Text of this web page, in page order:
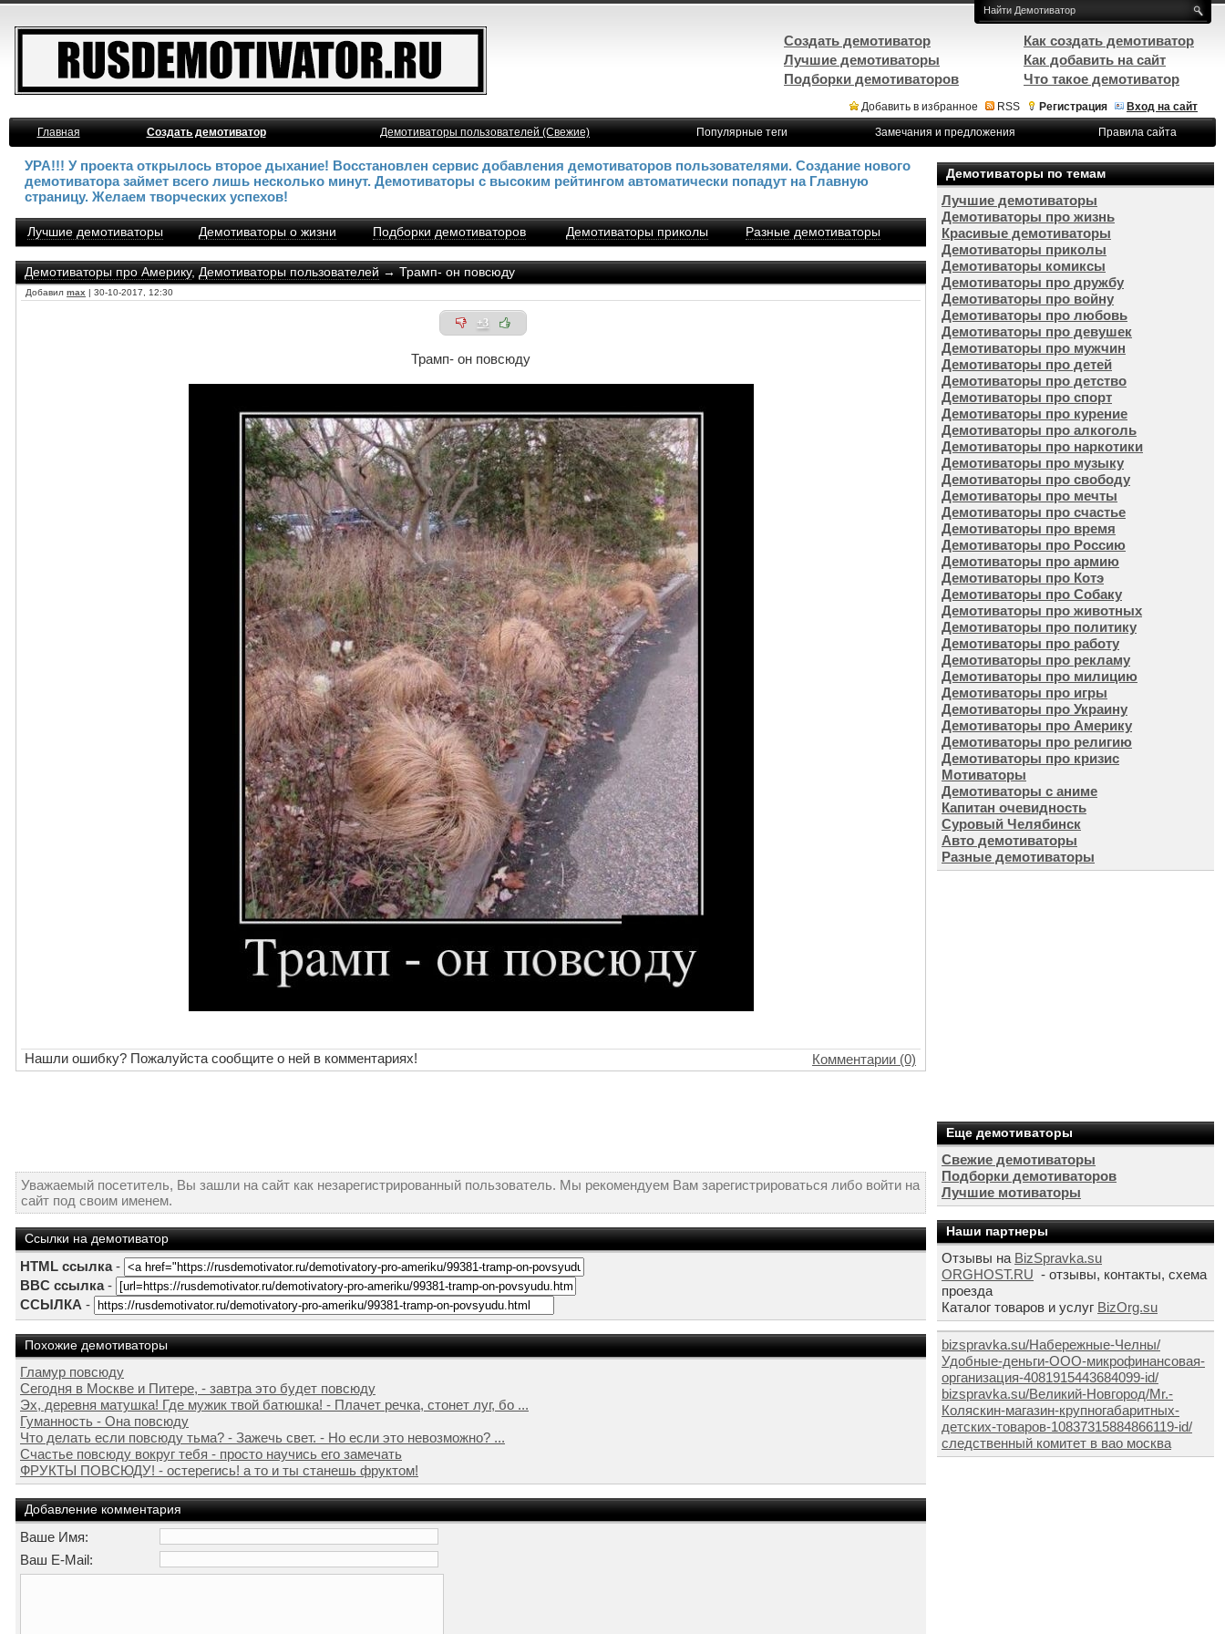
Добавить в избранное RSS Регистрация
Вход на сайт
Главная
Создать демотиватор Демотиваторы пользователей (Свежие) Популярные теги Замечания и предложения Правила сайта
УРА!!! У проекта открылось второе дыхание! Восстановлен сервис добавления демотиваторов пользователями. Создание нового
демотиватора займет всего лишь несколько минут. Демотиваторы с высоким рейтингом автоматически попадут на Главную
страницу. Желаем творческих успехов!
Лучшие демотиваторы Демотиваторы о жизни Подборки демотиваторов Демотиваторы приколы Разные демотиваторы
Демотиваторы про Америку,Демотиваторы пользователей→ Трамп- он повсюду
Добавил max | 30-10-2017, 12:30
+3
Трамп- он повсюду
Нашли ошибку? Пожалуйста сообщите о ней в комментариях! Комментарии (0)
Уважаемый посетитель, Вы зашли на сайт как незарегистрированный пользователь. Мы рекомендуем Вам зарегистрироваться либо войти на
сайт под своим именем.
Ссылки на демотиватор
HTML ссылка-
BBC ссылка-
ССЫЛКА -
Похожие демотиваторы
Гламур повсюду
Сегодня в Москве и Питере, - завтра это будет повсюду
Эх, деревня матушка! Где мужик твой батюшка! - Плачет речка, стонет луг, бо ...
Гуманность - Она повсюду
Что делать если повсюду тьма? - Зажечь свет. - Но если это невозможно? ...
Счастье повсюду вокруг тебя - просто научись его замечать
ФРУКТЫ ПОВСЮДУ! - остерегись! а то и ты станешь фруктом!
Добавление комментария
Ваше Имя:
Ваш E-Mail:
Демотиваторы по темам
Лучшие демотиваторы
Демотиваторы про жизнь
Красивые демотиваторы
Демотиваторы приколы
Демотиваторы комиксы
Демотиваторы про дружбу
Демотиваторы про войну
Демотиваторы про любовь
Демотиваторы про девушек
Демотиваторы про мужчин
Демотиваторы про детей
Демотиваторы про детство
Демотиваторы про спорт
Демотиваторы про курение
Демотиваторы про алкоголь
Демотиваторы про наркотики
Демотиваторы про музыку
Демотиваторы про свободу
Демотиваторы про мечты
Демотиваторы про счастье
Демотиваторы про время
Демотиваторы про Россию
Демотиваторы про армию
Демотиваторы про Котэ
Демотиваторы про Собаку
Демотиваторы про животных
Демотиваторы про политику
Демотиваторы про работу
Демотиваторы про рекламу
Демотиваторы про милицию
Демотиваторы про игры
Демотиваторы про Украину
Демотиваторы про Америку
Демотиваторы про религию
Демотиваторы про кризис
Мотиваторы
Демотиваторы с аниме
Капитан очевидность
Суровый Челябинск
Авто демотиваторы
Разные демотиваторы
Еще демотиваторы
Свежие демотиваторы
Подборки демотиваторов
Лучшие мотиваторы
Наши партнеры
Отзывы на BizSpravka.su
ORGHOST.RU - отзывы, контакты, схема
проезда
Каталог товаров и услуг BizOrg.su
bizspravka.su/Набережные-Челны/
Удобные-деньги-ООО-микрофинансовая-
организация-4081915443684099-id/
bizspravka.su/Великий-Новгород/Mr.-
Коляскин-магазин-крупногабаритных-
детских-товаров-10837315884866119-id/
следственный комитет в вао москва
Создать демотиватор
Лучшие демотиваторы
Подборки демотиваторов
Как создать демотиватор
Как добавить на сайт
Что такое демотиватор